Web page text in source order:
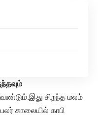
சிறந்த மலம்
காலையில் காபி